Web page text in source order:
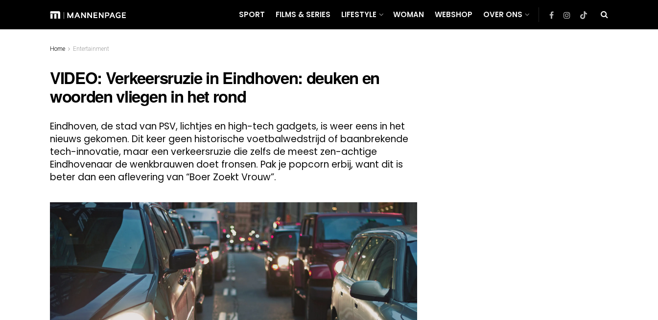
SPORT FILMS & SERIES LIFESTYLE WOMAN WEBSHOP OVER ONS
Home Entertainment
VIDEO: Verkeersruzie in Eindhoven: deuken en
woorden vliegen in het rond
Eindhoven, de stad van PSV, lichtjes en high-tech gadgets, is weer eens in het
nieuws gekomen. Dit keer geen historische voetbalwedstrijd of baanbrekende
tech-innovatie, maar een verkeersruzie die zelfs de meest zen-achtige
Eindhovenaar de wenkbrauwen doet fronsen. Pak je popcorn erbij, want dit is
beter dan een aflevering van “Boer Zoekt Vrouw”.